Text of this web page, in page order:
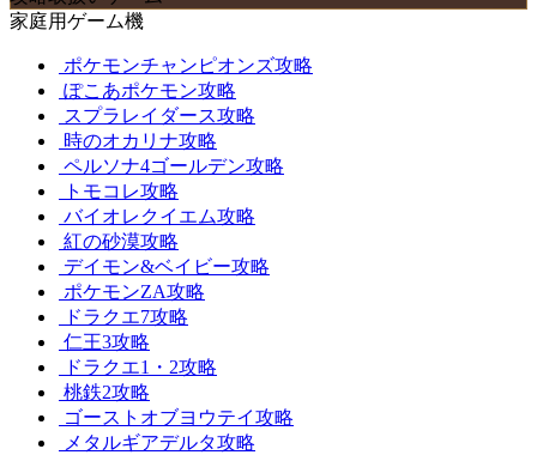
家庭用ゲーム機
ポケモンチャンピオンズ攻略
ぽこあポケモン攻略
スプラレイダース攻略
時のオカリナ攻略
ペルソナ4ゴールデン攻略
トモコレ攻略
バイオレクイエム攻略
紅の砂漠攻略
デイモン&ベイビー攻略
ポケモンZA攻略
ドラクエ7攻略
仁王3攻略
ドラクエ1・2攻略
桃鉄2攻略
ゴーストオブヨウテイ攻略
メタルギアデルタ攻略